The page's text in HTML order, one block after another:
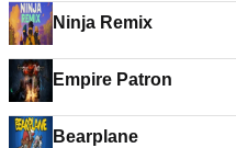
Ninja Remix
Empire Patron
Bearplane